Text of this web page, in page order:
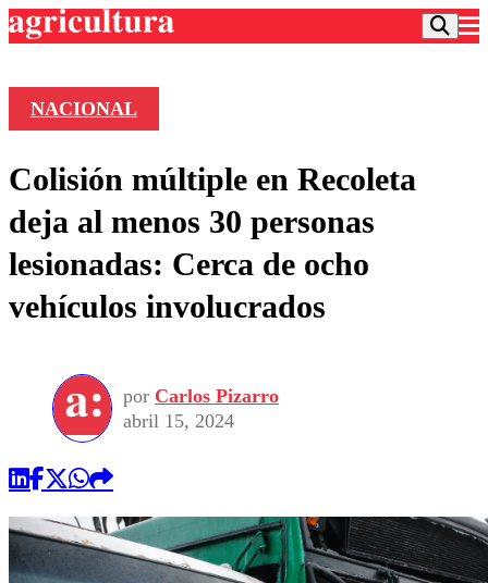
Frecuencias
Agricultura TV
Deportes
Colo Colo
Motor
Torneo Internacional
Torneo Nacional
Entretención
Noticias
Internacional
Nacional
Vida Social
Programas
Comercial
NACIONAL
Colisión múltiple en Recoleta
deja al menos 30 personas
lesionadas: Cerca de ocho
vehículos involucrados
por Carlos Pizarro
abril 15, 2024